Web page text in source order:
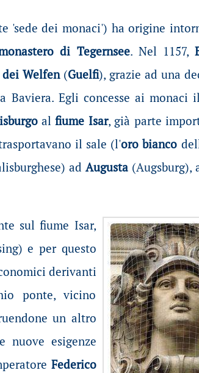
'sede dei monaci') ha origine
di Tegernsee. Nel 1157,
dei Welfen(Guelfi), grazie ad una
Baviera. Egli concesse ai
alfiume Isar, già parte
il sale (l'oro bianco
adAugusta (Augsburg),
sul fiume Isar,
e per questo
derivanti
ponte, vicino
un altro
nuove esigenze
Federico